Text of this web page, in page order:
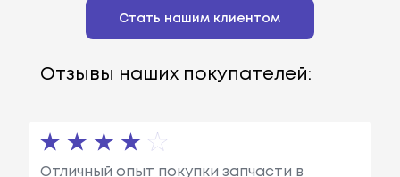
Стать нашим клиентом
Отзывы наших покупателей:
Отличный опыт покупки запчасти в